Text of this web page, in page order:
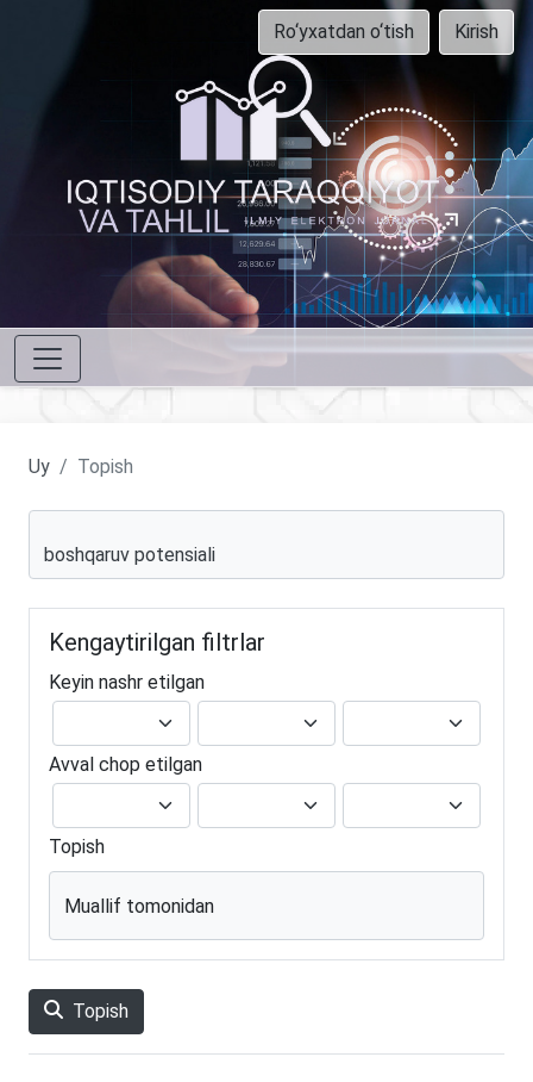
Ro‘yxatdan o‘tish Kirish
Uy Topish
Kengaytirilgan filtrlar
Keyin nashr etilgan
Avval chop etilgan
Topish
Muallif tomonidan
Topish